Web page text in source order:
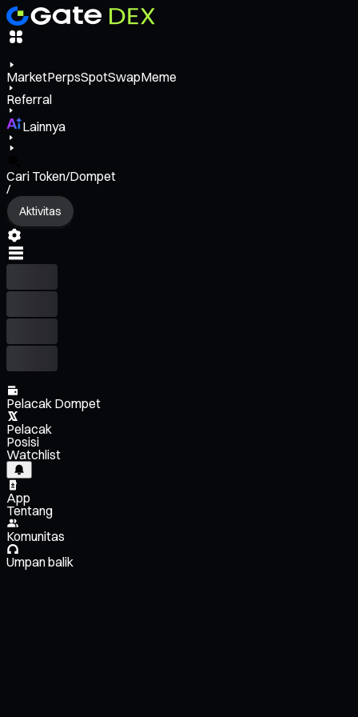
MarketPerpsSpotSwapMeme
Referral
Lainnya
Cari Token/Dompet
/
Aktivitas
Pelacak Dompet
Pelacak
Posisi
Watchlist
App
Tentang
Komunitas
Umpan balik